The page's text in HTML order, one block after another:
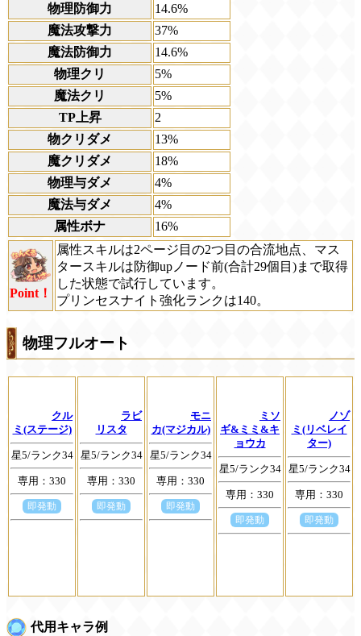
物理防御力
14.6%
魔法攻撃力
37%
魔法防御力
14.6%
物理クリ
5%
魔法クリ
5%
TP上昇
2
物クリダメ
13%
魔クリダメ
18%
物理与ダメ
4%
魔法与ダメ
4%
属性ボナ
16%
Point！
属性スキルは2ページ目の2つ目の合流地点、マス
タースキルは防御upノード前(合計29個目)まで取得
した状態で試行しています。
プリンセスナイト強化ランクは140。
物理フルオート
クル
ミ(ステージ)
星5/ランク34
専用：330
即発動
ラビ
リスタ
星5/ランク34
専用：330
即発動
モニ
カ(マジカル)
星5/ランク34
専用：330
即発動
ミソ
ギ&ミミ&キ
ョウカ
星5/ランク34
専用：330
即発動
ノゾ
ミ(リベレイ
ター)
星5/ランク34
専用：330
即発動
代用キャラ例